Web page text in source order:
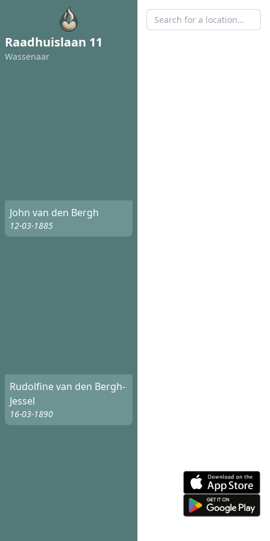
Raadhuislaan 11
Wassenaar
John van den Bergh
12-03-1885
Rudolfine van den Bergh-
Jessel
16-03-1890